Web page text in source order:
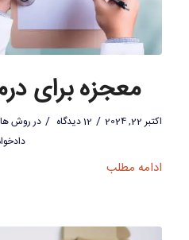
معجزه برای
اکتبر 22, 2024 / 12 دیدگاه / در روش
ادامه مطلب